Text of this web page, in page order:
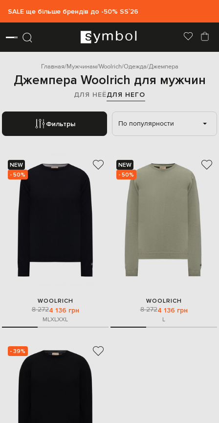
SALE ще більше брендів до -50% SS`26
Главная Мужчинам Woolrich Одежда Джемпера
Джемпера Woolrich для мужчин
ДЛЯ НЕЁДЛЯ НЕГО
Фильтры По популярности
NEW
- 50%
WOOLRICH
8 2724 136 грн
MLXLXXL
NEW
- 50%
WOOLRICH
8 2724 136 грн
L
- 39%